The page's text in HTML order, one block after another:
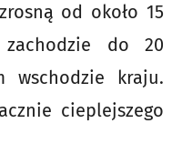
od około 15
do 20
wschodzie kraju.
cieplejszego